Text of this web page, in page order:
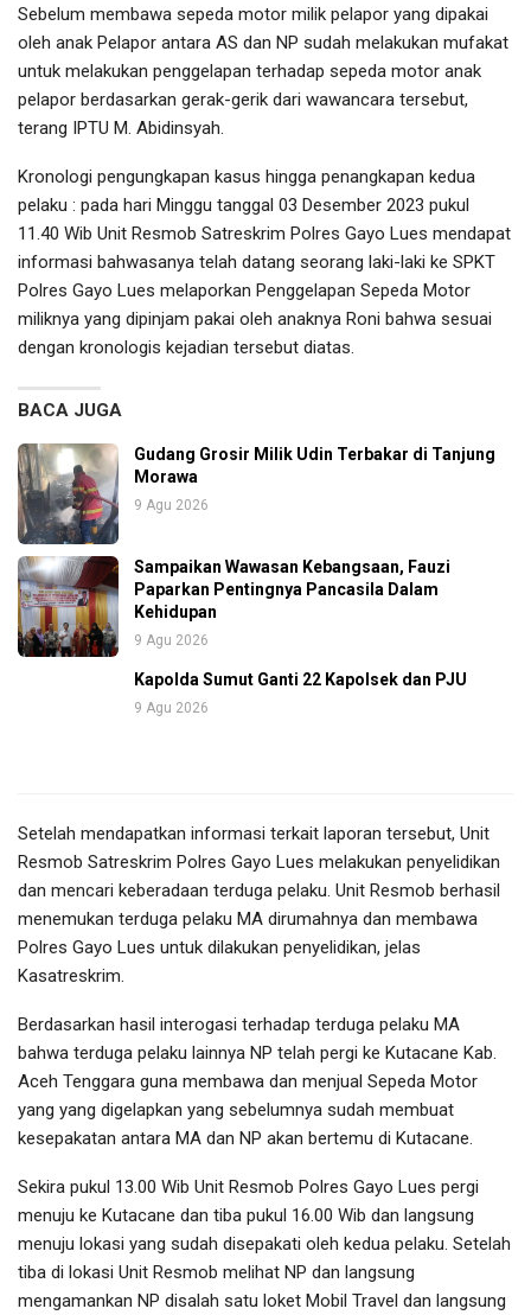
Sebelum membawa sepeda motor milik pelapor yang dipakai
oleh anak Pelapor antara AS dan NP sudah melakukan mufakat
untuk melakukan penggelapan terhadap sepeda motor anak
pelapor berdasarkan gerak-gerik dari wawancara tersebut,
terang IPTU M. Abidinsyah.
Kronologi pengungkapan kasus hingga penangkapan kedua
pelaku : pada hari Minggu tanggal 03 Desember 2023 pukul
11.40 Wib Unit Resmob Satreskrim Polres Gayo Lues mendapat
informasi bahwasanya telah datang seorang laki-laki ke SPKT
Polres Gayo Lues melaporkan Penggelapan Sepeda Motor
miliknya yang dipinjam pakai oleh anaknya Roni bahwa sesuai
dengan kronologis kejadian tersebut diatas.
BACA JUGA
Gudang Grosir Milik Udin Terbakar di Tanjung
Morawa
9 Agu 2026
Sampaikan Wawasan Kebangsaan, Fauzi
Paparkan Pentingnya Pancasila Dalam
Kehidupan
9 Agu 2026
Kapolda Sumut Ganti 22 Kapolsek dan PJU
9 Agu 2026
Setelah mendapatkan informasi terkait laporan tersebut, Unit
Resmob Satreskrim Polres Gayo Lues melakukan penyelidikan
dan mencari keberadaan terduga pelaku. Unit Resmob berhasil
menemukan terduga pelaku MA dirumahnya dan membawa
Polres Gayo Lues untuk dilakukan penyelidikan, jelas
Kasatreskrim.
Berdasarkan hasil interogasi terhadap terduga pelaku MA
bahwa terduga pelaku lainnya NP telah pergi ke Kutacane Kab.
Aceh Tenggara guna membawa dan menjual Sepeda Motor
yang yang digelapkan yang sebelumnya sudah membuat
kesepakatan antara MA dan NP akan bertemu di Kutacane.
Sekira pukul 13.00 Wib Unit Resmob Polres Gayo Lues pergi
menuju ke Kutacane dan tiba pukul 16.00 Wib dan langsung
menuju lokasi yang sudah disepakati oleh kedua pelaku. Setelah
tiba di lokasi Unit Resmob melihat NP dan langsung
mengamankan NP disalah satu loket Mobil Travel dan langsung